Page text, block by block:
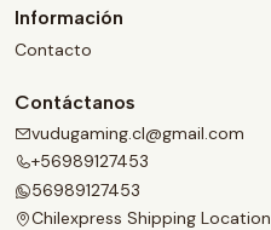
Información
Contacto
Contáctanos
vudugaming.cl@gmail.com
+56989127453
56989127453
Chilexpress Shipping Location